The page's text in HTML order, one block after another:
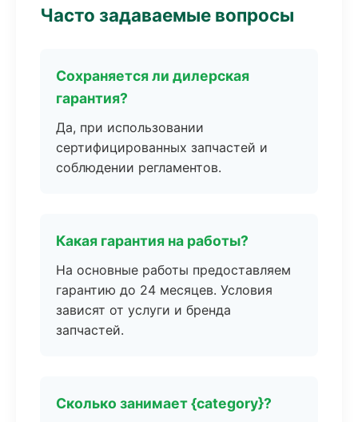
Часто задаваемые вопросы
Сохраняется ли дилерская
гарантия?
Да, при использовании
сертифицированных запчастей и
соблюдении регламентов.
Какая гарантия на работы?
На основные работы предоставляем
гарантию до 24 месяцев. Условия
зависят от услуги и бренда
запчастей.
Сколько занимает {category}?